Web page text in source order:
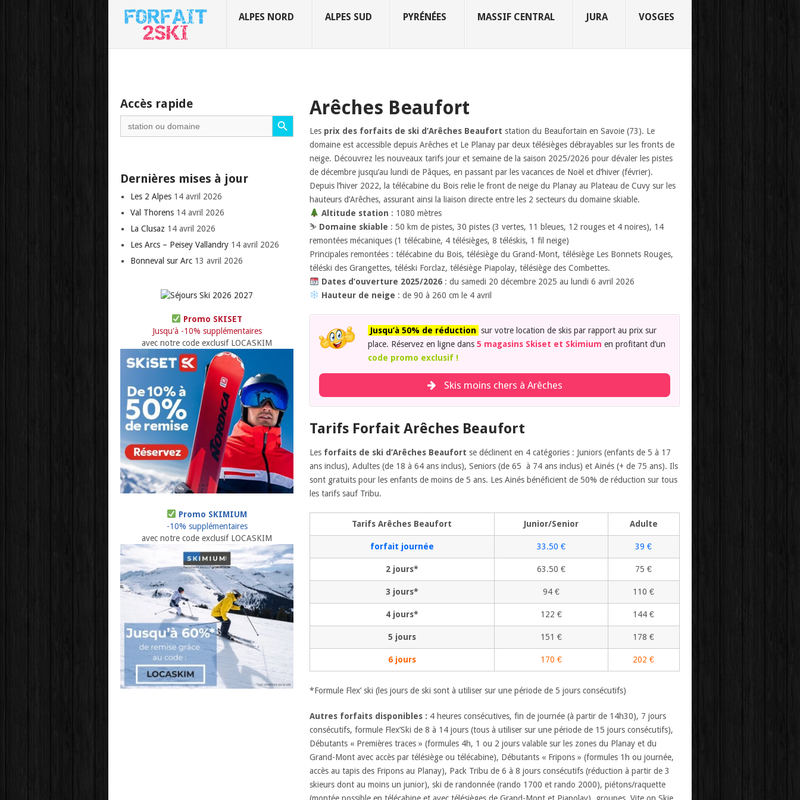
ALPES NORD ALPES SUD PYRÉNÉES MASSIF CENTRAL JURA VOSGES
Arêches Beaufort
Lesprix des forfaits de ski d’Arêches Beaufort station du Beaufortain en Savoie (73). Le
domaine est accessible depuis Arêches et Le Planay par deux télésièges débrayables sur les fronts de
neige. Découvrez les nouveaux tarifs jour et semaine de la saison 2025/2026 pour dévaler les pistes
de décembre jusqu’au lundi de Pâques, en passant par les vacances de Noël et d’hiver (février).
Depuis l’hiver 2022, la télécabine du Bois relie le front de neige du Planay au Plateau de Cuvy sur les
hauteurs d’Arêches, assurant ainsi la liaison directe entre les 2 secteurs du domaine skiable.
Altitude station : 1080 mètres
⛷️ Domaine skiable : 50 km de pistes, 30 pistes (3 vertes, 11 bleues, 12 rouges et 4 noires), 14
remontées mécaniques (1 télécabine, 4 télésièges, 8 téléskis, 1 fil neige)
Principales remontées : télécabine du Bois, télésiège du Grand-Mont, télésiège Les Bonnets Rouges,
téléski des Grangettes, téléski Forclaz, télésiège Piapolay, télésiège des Combettes.
Dates d’ouverture 2025/2026: du samedi 20 décembre 2025 au lundi 6 avril 2026
Hauteur de neige : de 90 à 260 cm le 4 avril
Jusqu’à 50% de réduction sur votre location de skis par rapport au prix sur
place. Réservez en ligne dans 5 magasins Skiset et Skimium en profitant d’un
code promo exclusif !
Skis moins chers à Arêches
Tarifs Forfait Arêches Beaufort
Les forfaits de ski d’Arêches Beaufort se déclinent en 4 catégories : Juniors (enfants de 5 à 17
ans inclus), Adultes (de 18 à 64 ans inclus), Seniors (de 65 à 74 ans inclus) et Ainés (+ de 75 ans). Ils
sont gratuits pour les enfants de moins de 5 ans. Les Ainés bénéficient de 50% de réduction sur tous
les tarifs sauf Tribu.
Tarifs Arêches Beaufort Junior/Senior Adulte
forfait journée 33.50 € 39 €
2 jours* 63.50 € 75 €
3 jours* 94 € 110 €
4 jours* 122 € 144 €
5 jours 151 € 178 €
6 jours 170 € 202 €
*Formule Flex’ ski (les jours de ski sont à utiliser sur une période de 5 jours consécutifs)
Autres forfaits disponibles : 4 heures consécutives, fin de journée (à partir de 14h30), 7 jours
consécutifs, formule Flex’Ski de 8 à 14 jours (tous à utiliser sur une période de 15 jours consécutifs),
Débutants « Premières traces » (formules 4h, 1 ou 2 jours valable sur les zones du Planay et du
Grand-Mont avec accès par télésiège ou télécabine), Débutants « Fripons » (formules 1h ou journée,
accès au tapis des Fripons au Planay), Pack Tribu de 6 à 8 jours consécutifs (réduction à partir de 3
skieurs dont au moins un junior), ski de randonnée (rando 1700 et rando 2000), piétons/raquette
Accès rapide
Search
for:
Search Button
Dernières mises à jour
Les 2 Alpes 14 avril 2026
Val Thorens 14 avril 2026
La Clusaz 14 avril 2026
Les Arcs – Peisey Vallandry 14 avril 2026
Bonneval sur Arc 13 avril 2026
Promo SKISET
Jusqu'à -10% supplémentaires
avec notre code exclusif LOCASKIM
Promo SKIMIUM
-10% supplémentaires
avec notre code exclusif LOCASKIM